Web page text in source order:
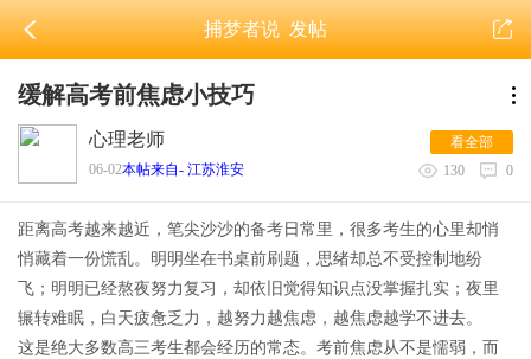
捕梦者说发帖
缓解高考前焦虑小技巧
心理老师
06-02本帖来自- 江苏淮安
看全部
130
0
距离高考越来越近，笔尖沙沙的备考日常里，很多考生的心里却悄
悄藏着一份慌乱。 明明坐在书桌前刷题，思绪却总不受控制地纷
飞；明明已经熬夜努力复习，却依旧觉得知识点没掌握扎实；夜里
辗转难眠，白天疲惫乏力，越努力越焦虑，越焦虑越学不进去。
这是绝大多数高三考生都会经历的常态。考前焦虑从不是懦弱，而